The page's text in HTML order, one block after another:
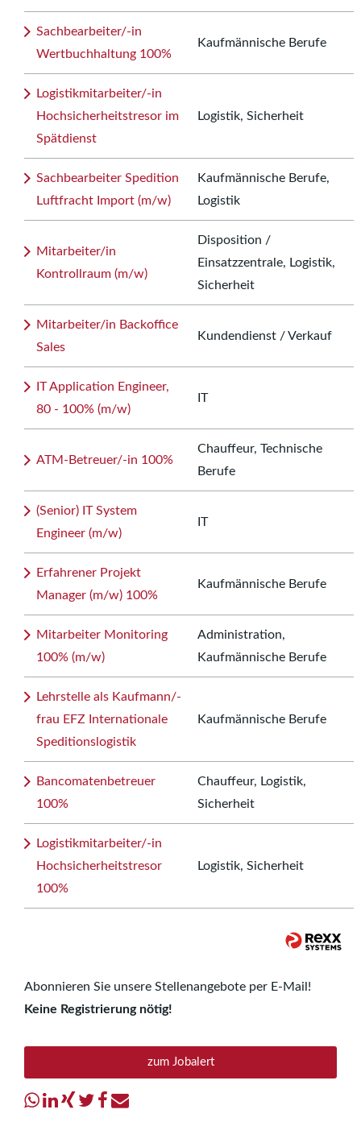
Sachbearbeiter/-in
Wertbuchhaltung 100%
Kaufmännische Berufe
Logistikmitarbeiter/-in
Hochsicherheitstresor im
Spätdienst
Logistik, Sicherheit
Sachbearbeiter Spedition
Luftfracht Import (m/w)
Kaufmännische Berufe,
Logistik
Mitarbeiter/in
Kontrollraum (m/w)
Disposition /
Einsatzzentrale, Logistik,
Sicherheit
Mitarbeiter/in Backoffice
Sales
Kundendienst / Verkauf
IT Application Engineer,
80 - 100% (m/w)
IT
ATM-Betreuer/-in 100%
Chauffeur, Technische
Berufe
(Senior) IT System
Engineer (m/w)
IT
Erfahrener Projekt
Manager (m/w) 100%
Kaufmännische Berufe
Mitarbeiter Monitoring
100% (m/w)
Administration,
Kaufmännische Berufe
Lehrstelle als Kaufmann/-
frau EFZ Internationale
Speditionslogistik
Kaufmännische Berufe
Bancomatenbetreuer
100%
Chauffeur, Logistik,
Sicherheit
Logistikmitarbeiter/-in
Hochsicherheitstresor
100%
Logistik, Sicherheit
Abonnieren Sie unsere Stellenangebote per E-Mail!
Keine Registrierung nötig!
zum Jobalert